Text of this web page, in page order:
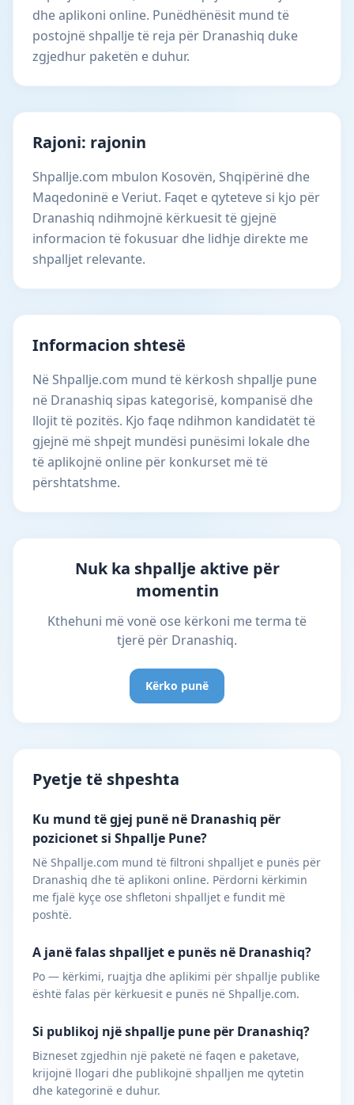
dhe aplikoni online. Punëdhënësit mund të
postojnë shpallje të reja për Dranashiq duke
zgjedhur paketën e duhur.
Rajoni: rajonin
Shpallje.com mbulon Kosovën, Shqipërinë dhe
Maqedoninë e Veriut. Faqet e qyteteve si kjo për
Dranashiq ndihmojnë kërkuesit të gjejnë
informacion të fokusuar dhe lidhje direkte me
shpalljet relevante.
Informacion shtesë
Në Shpallje.com mund të kërkosh shpallje pune
në Dranashiq sipas kategorisë, kompanisë dhe
llojit të pozitës. Kjo faqe ndihmon kandidatët të
gjejnë më shpejt mundësi punësimi lokale dhe
të aplikojnë online për konkurset më të
përshtatshme.
Nuk ka shpallje aktive për
momentin
Kthehuni më vonë ose kërkoni me terma të
tjerë për Dranashiq.
Kërko punë
Pyetje të shpeshta
Ku mund të gjej punë në Dranashiq për
pozicionet si Shpallje Pune?
Në Shpallje.com mund të filtroni shpalljet e punës për
Dranashiq dhe të aplikoni online. Përdorni kërkimin
me fjalë kyçe ose shfletoni shpalljet e fundit më
poshtë.
A janë falas shpalljet e punës në Dranashiq?
Po — kërkimi, ruajtja dhe aplikimi për shpallje publike
është falas për kërkuesit e punës në Shpallje.com.
Si publikoj një shpallje pune për Dranashiq?
Bizneset zgjedhin një paketë në faqen e paketave,
krijojnë llogari dhe publikojnë shpalljen me qytetin
dhe kategorinë e duhur.